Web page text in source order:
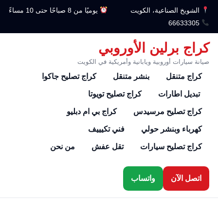
الشويخ الصناعية، الكويت
يوميًا من 8 صباحًا حتى 10 مساءً
66633305
كراج برلين الأوروبي
صيانة سيارات أوروبية ويابانية وأمريكية في الكويت
كراج متنقل بنشر متنقل كراج تصليح جاكوا
تبديل اطارات كراج تصليح تويوتا
كراج تصليح مرسيدس كراج بي ام دبليو
كهرباء وبنشر حولي فني تكيييف
كراج تصليح سيارات تقل عفش من نحن
اتصل الآن واتساب